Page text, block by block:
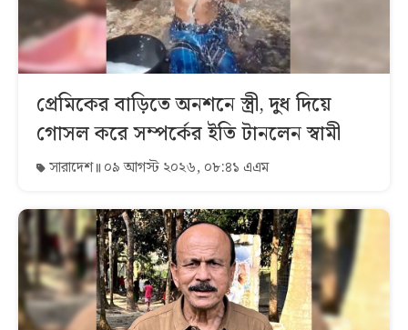
প্রেমিকের বাড়িতে অনশনে স্ত্রী, দুধ দিয়ে
গোসল করে সম্পর্কের ইতি টানলেন স্বামী
সারাদেশ ০৯ আগস্ট ২০২৬, ০৮:৪১ এএম